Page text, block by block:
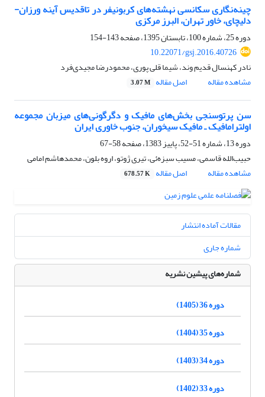
چینه‌نگاری سکانسی نهشته‌های کربونیفر در تاقدیس آینه ورزان-
دلیچای، خاور تهران، البرز مرکزی
دوره 25، شماره 100، تابستان 1395، صفحه
143-154
10.22071/gsj.2016.40726
نادر کهنسال قدیم وند، شیما قلی پوری، محمودرضا مجیدی‌فرد
مشاهده مقاله
اصل مقاله 3.07 M
سن پرتوسنجی بخش‌‏های مافیک و دگرگونی‏‌های میزبان مجموعه
اولترامافیک ـ مافیک سیخوران، جنوب خاوری ایران
دوره 13، شماره 51-52، پاییز 1383، صفحه
58-67
حبیب‌الله قاسمی، مسیب سبزه‌ئی، تیری ژوتو، اروه بلون، محمدهاشم امامی
مشاهده مقاله
اصل مقاله 678.57 K
مقالات آماده انتشار
شماره جاری
شماره‌های پیشین نشریه
دوره 36 (1405)
دوره 35 (1404)
دوره 34 (1403)
دوره 33 (1402)